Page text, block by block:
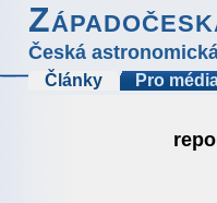
Česká
Články Pro